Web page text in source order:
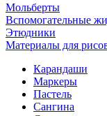
Мольберты
Вспомогательные
Этюдники
Материалы для
Карандаши
Маркеры
Пастель
Сангина